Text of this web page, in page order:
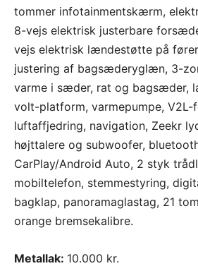
tommer infotainmentskærm,
8-vejs elektrisk justerbare
vejs elektrisk lændestøtte på
justering af bagsæderyglæn, 3-
varme i sæder, rat og bagsæder,
volt-platform, varmepumpe,
luftaffjedring, navigation, Zeekr
højttalere og subwoofer,
CarPlay/Android Auto, 2 styk
mobiltelefon, stemmestyring,
bagklap, panoramaglastag, 21
orange bremsekalibre.
Metallak: 10.000 kr.